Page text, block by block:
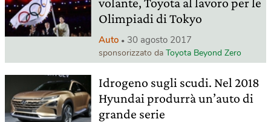
Olimpiadi di Tokyo
Auto 30 agosto 2017
sponsorizzato da Toyota Beyond Zero
Idrogeno sugli scudi. Nel 2018
Hyundai produrrà un’auto di
grande serie